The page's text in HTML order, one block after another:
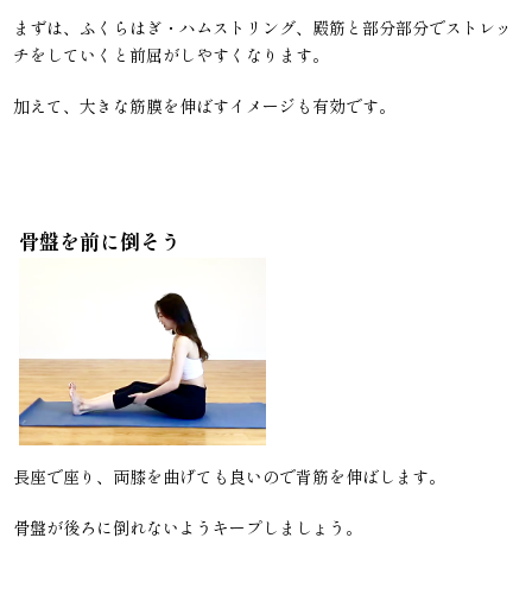
まずは、ふくらはぎ・ハムストリング、殿筋と部分部分でストレッ
チをしていくと前屈がしやすくなります。
加えて、大きな筋膜を伸ばすイメージも有効です。
骨盤を前に倒そう
長座で座り、両膝を曲げても良いので背筋を伸ばします。
骨盤が後ろに倒れないようキープしましょう。